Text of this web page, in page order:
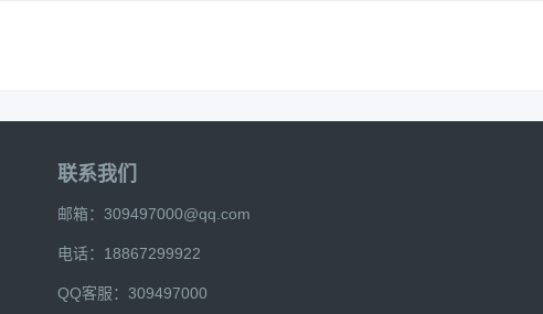
联系我们
邮箱：309497000@qq.com
电话：18867299922
QQ客服：309497000